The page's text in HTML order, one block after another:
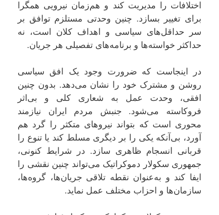
اختلافات را مدیریت کند و هم‌زمان نیرویی همگرا
برای تغییر بسازد. چنین وحدتی مستلزم توافق بر
سر حداقل‌های سیاسی و اهداف کلان است، نه
حداکثر خواسته‌ها و برنامه‌های تفصیلی هر جریان.
در اینجاست که ضرورت وجود یک افق سیاسی
روشن و مشترک خود را نشان می‌دهد. بدون چنین
افقی، وحدت عمل به شعاری کلی و بی‌اثر
فروکاسته می‌شود. جنبش مردم ایران نیازمند
محوری است که بتواند نیروهای متکثر را گرد هم
آورد، بی‌آنکه یکی را بر دیگری مسلط کند یا تنوع را
قربانی انسجام ظاهری سازد. در شرایط کنونی،
جمهوری سکولار دموکراتیک می‌تواند چنین نقشی را
ایفا کند و به‌عنوان نقطه تلاقی جریان‌ها، گروه‌ها،
سازمان‌ها و احزاب مختلف عمل نماید.